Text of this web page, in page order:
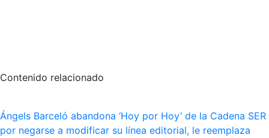
Contenido relacionado
Ángels Barceló abandona ‘Hoy por Hoy’ de la Cadena SER
por negarse a modificar su línea editorial, le reemplaza